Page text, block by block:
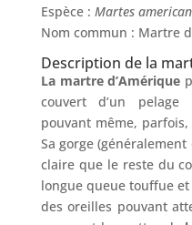
Espèce : Martes
Nom commun : Martre
Description de la
La martre d’Amérique
couvert d’un
pouvant même,
Sa gorge
claire que le reste du
longue queue touffue
des oreilles pouvant